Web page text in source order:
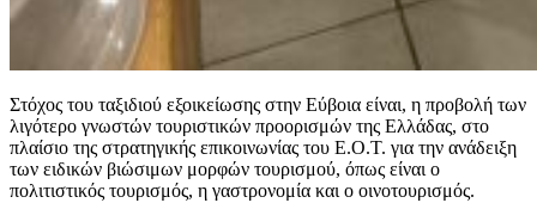
Στόχος του ταξιδιού εξοικείωσης στην Εύβοια είναι, η προβολή των
λιγότερο γνωστών τουριστικών προορισμών της Ελλάδας, στο
πλαίσιο της στρατηγικής επικοινωνίας του Ε.O.T. για την ανάδειξη
των ειδικών βιώσιμων μορφών τουρισμού, όπως είναι ο
πολιτιστικός τουρισμός, η γαστρονομία και ο οινοτουρισμός.